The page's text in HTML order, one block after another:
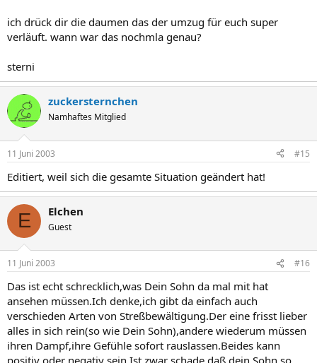
ich drück dir die daumen das der umzug für euch super
verläuft. wann war das nochmla genau?
sterni
zuckersternchen
Namhaftes Mitglied
11 Juni 2003 #15
Editiert, weil sich die gesamte Situation geändert hat!
E Elchen
Guest
11 Juni 2003 #16
Das ist echt schrecklich,was Dein Sohn da mal mit hat
ansehen müssen.Ich denke,ich gibt da einfach auch
verschieden Arten von Streßbewältigung.Der eine frisst lieber
alles in sich rein(so wie Dein Sohn),andere wiederum müssen
ihren Dampf,ihre Gefühle sofort rauslassen.Beides kann
positiv oder negativ sein.Ist zwar schade,daß dein Sohn so